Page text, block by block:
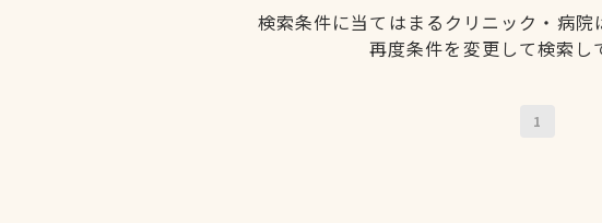
検索条件に当てはまるクリニック・病院
再度条件を変更して検索し
1